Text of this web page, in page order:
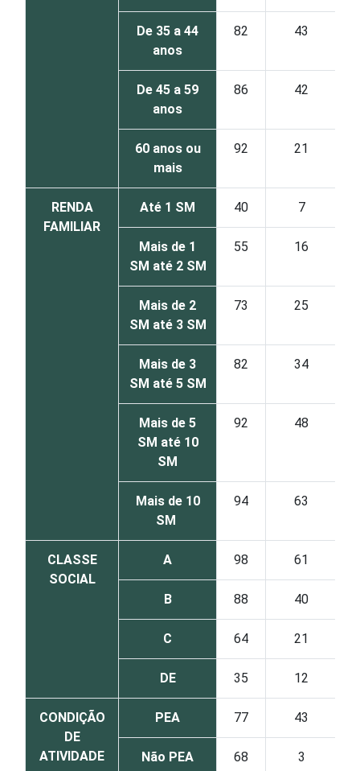
De 35 a 44
anos
82 43
De 45 a 59
anos
86 42
60 anos ou
mais
92 21
RENDA
FAMILIAR
Até 1 SM 40 7
Mais de 1
SM até 2 SM
55 16
Mais de 2
SM até 3 SM
73 25
Mais de 3
SM até 5 SM
82 34
Mais de 5
SM até 10
SM
92 48
Mais de 10
SM
94 63
CLASSE
SOCIAL
A 98 61
B 88 40
C 64 21
DE 35 12
CONDIÇÃO
DE
ATIVIDADE
PEA 77 43
Não PEA 68 3